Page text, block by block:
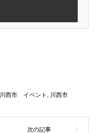
川西市 イベント
川西市